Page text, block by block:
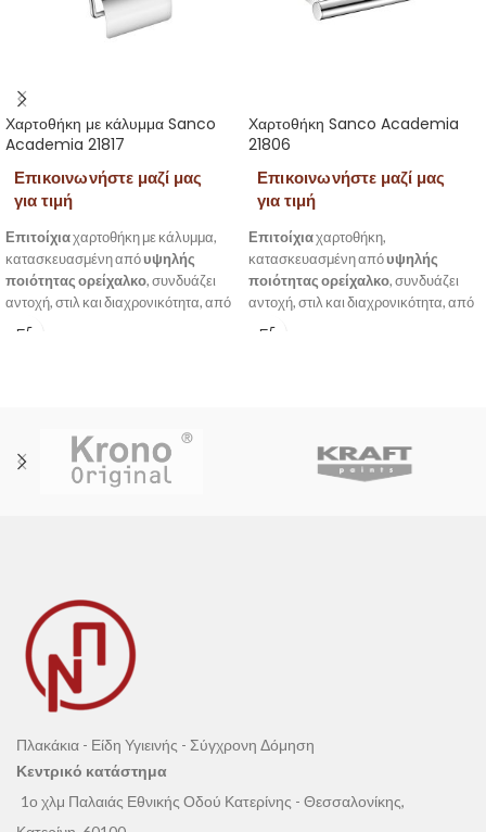
Χαρτοθήκη με κάλυμμα Sanco
Academia 21817
Επικοινωνήστε μαζί μας
για τιμή
Επιτοίχιαχαρτοθήκη με κάλυμμα,
κατασκευασμένη απόυψηλής
ποιότητας ορείχαλκο, συνδυάζει
αντοχή, στιλ και διαχρονικότητα, από
την σειρά Academia της Sanco.
Χαρτοθήκη Sanco Academia
21806
Επικοινωνήστε μαζί μας
για τιμή
Επιτοίχιαχαρτοθήκη,
κατασκευασμένη απόυψηλής
ποιότητας ορείχαλκο, συνδυάζει
αντοχή, στιλ και διαχρονικότητα, από
την σειρά Academia της Sanco.
Πλακάκια - Είδη Υγιεινής - Σύγχρονη Δόμηση
Κεντρικό κατάστημα
1ο χλμ Παλαιάς Εθνικής Οδού Κατερίνης - Θεσσαλονίκης,